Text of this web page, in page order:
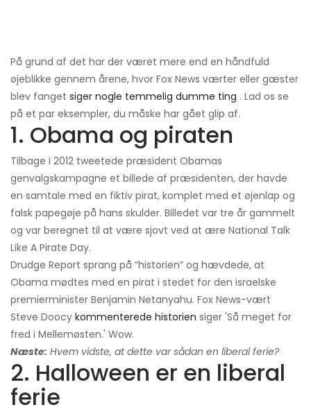
På grund af det har der været mere end en håndfuld
øjeblikke gennem årene, hvor Fox News værter eller gæster
blev fanget siger nogle temmelig dumme ting . Lad os se
på et par eksempler, du måske har gået glip af.
1. Obama og piraten
Tilbage i 2012 tweetede præsident Obamas
genvalgskampagne et billede af præsidenten, der havde
en samtale med en fiktiv pirat, komplet med et øjenlap og
falsk papegøje på hans skulder. Billedet var tre år gammelt
og var beregnet til at være sjovt ved at ære National Talk
Like A Pirate Day.
Drudge Report sprang på ”historien” og hævdede, at
Obama mødtes med en pirat i stedet for den israelske
premierminister Benjamin Netanyahu. Fox News-vært
Steve Doocy kommenterede historien siger 'Så meget for
fred i Mellemøsten.' Wow.
Næste: Hvem vidste, at dette var sådan en liberal ferie?
2. Halloween er en liberal
ferie